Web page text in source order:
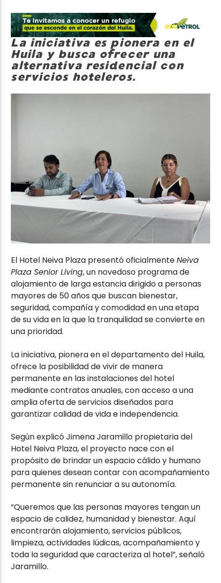
La iniciativa es pionera en el
Huila y busca ofrecer una
alternativa residencial con
servicios hoteleros.
El Hotel Neiva Plaza presentó oficialmenteNeiva
Plaza Senior Living, un novedoso programa de
alojamiento de larga estancia dirigido a personas
mayores de 50 años que buscan bienestar,
seguridad, compañía y comodidad en una etapa
de su vida en la que la tranquilidad se convierte en
una prioridad.
La iniciativa, pionera en el departamento del Huila,
ofrece la posibilidad de vivir de manera
permanente en las instalaciones del hotel
mediante contratos anuales, con acceso a una
amplia oferta de servicios diseñados para
garantizar calidad de vida e independencia.
Según explicó Jimena Jaramillo propietaria del
Hotel Neiva Plaza, el proyecto nace con el
propósito de brindar un espacio cálido y humano
para quienes desean contar con acompañamiento
permanente sin renunciar a su autonomía.
“Queremos que las personas mayores tengan un
espacio de calidez, humanidad y bienestar. Aquí
encontrarán alojamiento, servicios públicos,
limpieza, actividades lúdicas, acompañamiento y
toda la seguridad que caracteriza al hotel”, señaló
Jaramillo.